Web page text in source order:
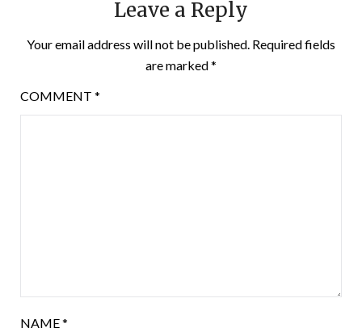
Leave a Reply
Your email address will not be published. Required fields
are marked*
COMMENT *
NAME*